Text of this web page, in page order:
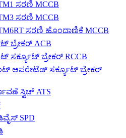
ಸರಣಿ MCCB
ಸರಣಿ MCCB
ಸರಣಿ ಹೊಂದಾಣಿಕೆ MCCB
ಬ್ರೇಕರ್ ACB
ಸರ್ಕ್ಯೂಟ್ ಬ್ರೇಕರ್ RCCB
ಆಪರೇಟೆಡ್ ಸರ್ಕ್ಯೂಟ್ ಬ್ರೇಕರ್
ಸ್ವಿಚ್ ATS
SPD